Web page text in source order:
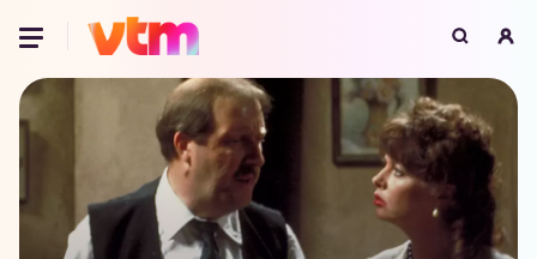
Voor je onze programma's gaat ontdekken,
best je browser updaten of hieronder één
van de ondersteunde browsers
downloaden.
Google Chrome Download